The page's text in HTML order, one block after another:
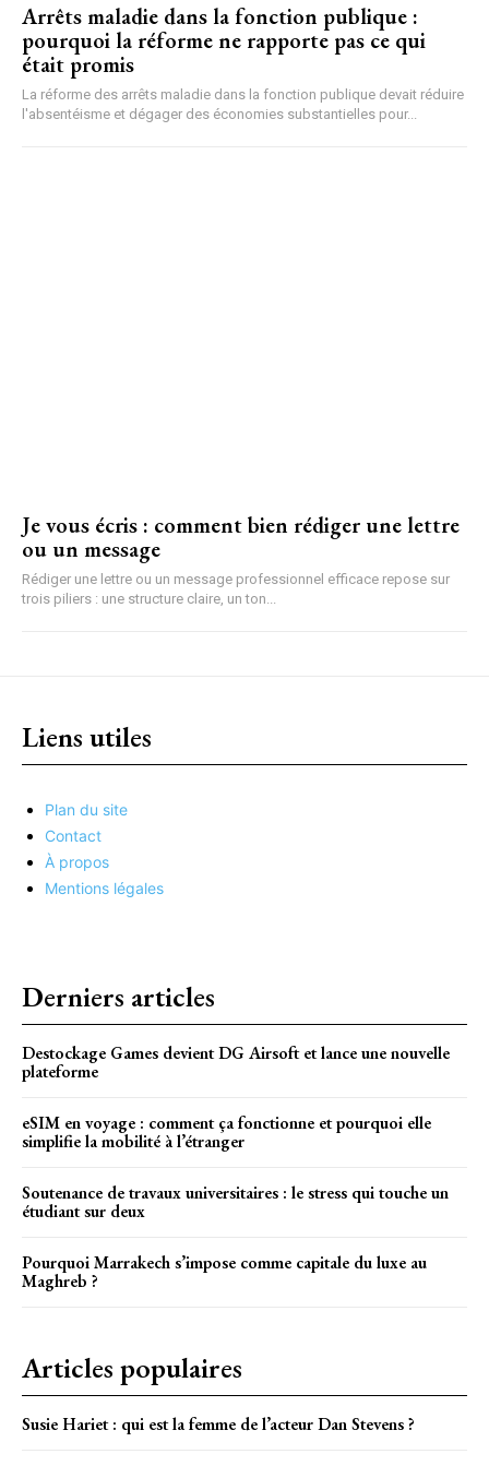
Arrêts maladie dans la fonction publique :
pourquoi la réforme ne rapporte pas ce qui
était promis
La réforme des arrêts maladie dans la fonction publique devait réduire
l'absentéisme et dégager des économies substantielles pour...
Je vous écris : comment bien rédiger une lettre
ou un message
Rédiger une lettre ou un message professionnel efficace repose sur
trois piliers : une structure claire, un ton...
Liens utiles
Plan du site
Contact
À propos
Mentions légales
Derniers articles
Destockage Games devient DG Airsoft et lance une nouvelle
plateforme
eSIM en voyage : comment ça fonctionne et pourquoi elle
simplifie la mobilité à l’étranger
Soutenance de travaux universitaires : le stress qui touche un
étudiant sur deux
Pourquoi Marrakech s’impose comme capitale du luxe au
Maghreb ?
Articles populaires
Susie Hariet : qui est la femme de l’acteur Dan Stevens ?